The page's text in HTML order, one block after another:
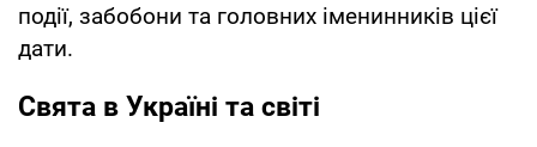
події, забобони та головних іменинників цієї
дати.
Свята в Україні та світі